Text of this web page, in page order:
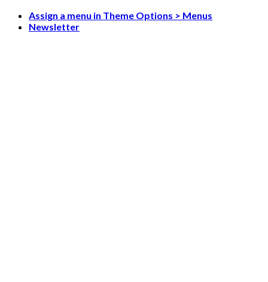
Skip
Assign a menu in Theme Options > Menus
Newsletter